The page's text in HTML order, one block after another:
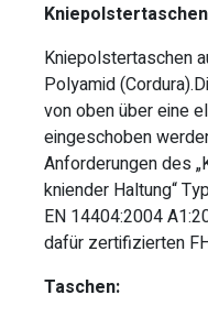
Kniepolstertaschen
Polyamid
von oben über eine
eingeschoben
Anforderungen des
kniender Haltung“
EN 14404:2004
dafür zertifizierten
Taschen: